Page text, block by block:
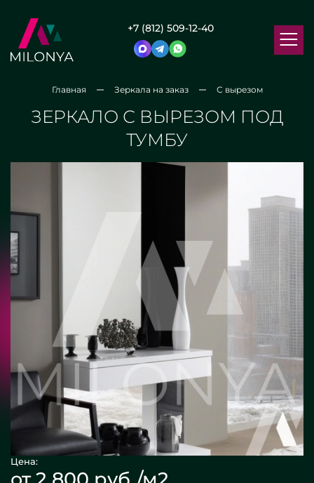
+7 (812) 509-12-40
Главная Зеркала на заказ С вырезом
ЗЕРКАЛО С ВЫРЕЗОМ ПОД
ТУМБУ
Цена: